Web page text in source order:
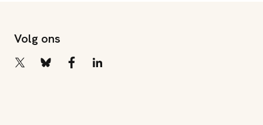
Volg ons